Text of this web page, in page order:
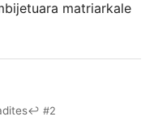
matriarkale
↩ #2